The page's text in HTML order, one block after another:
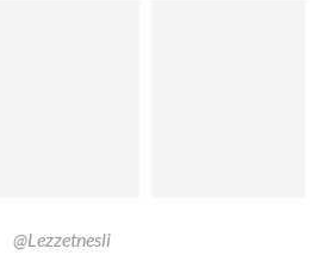
@Lezzetnesli